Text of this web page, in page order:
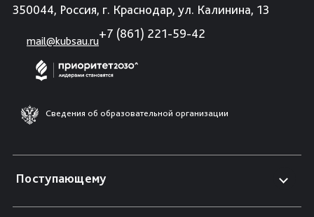
350044, Россия, г. Краснодар, ул. Калинина, 13
mail@kubsau.ru
+7 (861) 221-59-42
Сведения об образовательной организации
Поступающему